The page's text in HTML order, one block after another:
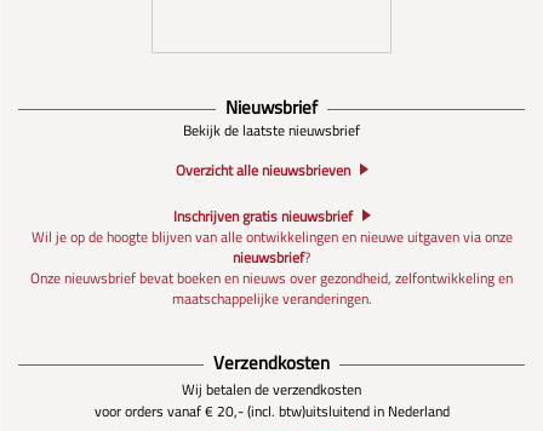
Nieuwsbrief
Bekijk de laatste nieuwsbrief
Overzicht alle nieuwsbrieven
Inschrijven gratis nieuwsbrief
Wil je op de hoogte blijven van alle ontwikkelingen en nieuwe uitgaven via onze
nieuwsbrief?
Onze nieuwsbrief bevat boeken en nieuws over gezondheid, zelfontwikkeling en
maatschappelijke veranderingen.
Verzendkosten
Wij betalen de verzendkosten
voor orders vanaf € 20,- (incl. btw)uitsluitend in Nederland